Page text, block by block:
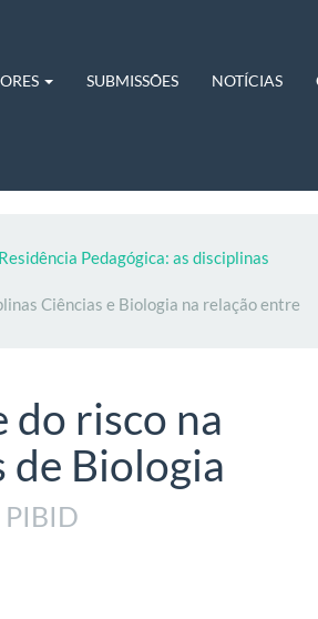
SUBMISSÕES NOTÍCIAS
Pedagógica: as disciplinas
Ciências e Biologia na relação entre
do risco na
de Biologia
PIBID